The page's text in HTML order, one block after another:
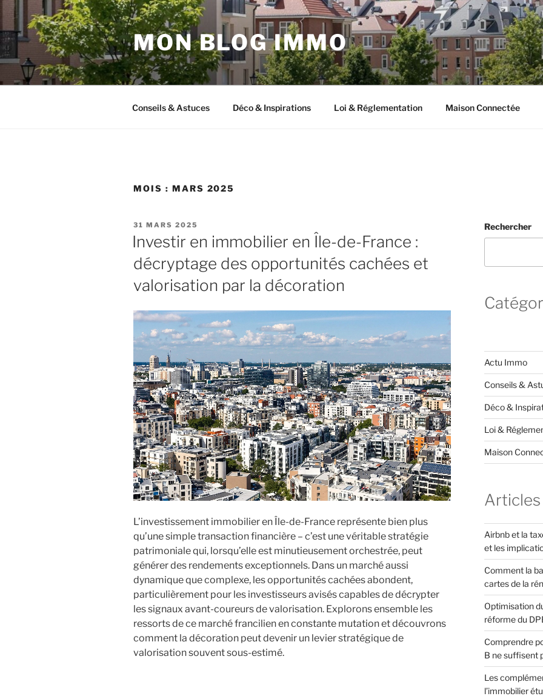
Aller
contenu
principal
MON BLOG IMMO
Conseils & Astuces Déco & Inspirations Loi & Réglementation Maison Connectée
MOIS : MARS 2025
PUBLIÉ
LE
31 MARS 2025
Investir en immobilier en Île-de-France :
décryptage des opportunités cachées et
valorisation par la décoration
L’investissement immobilier en Île-de-France représente bien plus
qu’une simple transaction financière – c’est une véritable stratégie
patrimoniale qui, lorsqu’elle est minutieusement orchestrée, peut
générer des rendements exceptionnels. Dans un marché aussi
dynamique que complexe, les opportunités cachées abondent,
particulièrement pour les investisseurs avisés capables de décrypter
les signaux avant-coureurs de valorisation. Explorons ensemble les
ressorts de ce marché francilien en constante mutation et découvrons
comment la décoration peut devenir un levier stratégique de
valorisation souvent sous-estimé.
Rechercher
Actu Immo
Conseils &
Déco &
Loi &
Maison
Airbnb et la
et les
Comment la
cartes de la
Optimisation
réforme du
Comprendre
B ne suffisent
Les
l’immobilier